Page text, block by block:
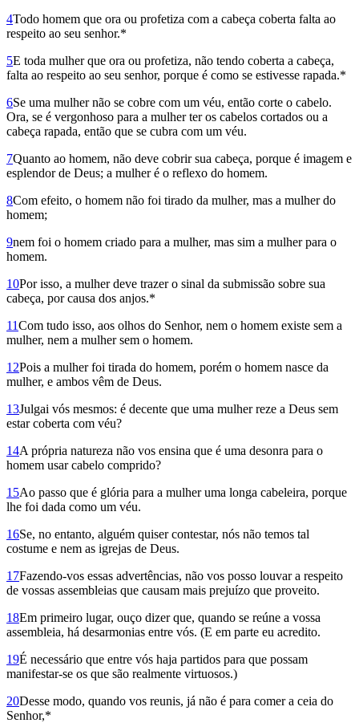
4Todo homem que ora ou profetiza com a cabeça coberta falta ao
respeito ao seu senhor.*
5E toda mulher que ora ou profetiza, não tendo coberta a cabeça,
falta ao respeito ao seu senhor, porque é como se estivesse rapada.*
6Se uma mulher não se cobre com um véu, então corte o cabelo.
Ora, se é vergonhoso para a mulher ter os cabelos cortados ou a
cabeça rapada, então que se cubra com um véu.
7Quanto ao homem, não deve cobrir sua cabeça, porque é imagem e
esplendor de Deus; a mulher é o reflexo do homem.
8Com efeito, o homem não foi tirado da mulher, mas a mulher do
homem;
9nem foi o homem criado para a mulher, mas sim a mulher para o
homem.
10Por isso, a mulher deve trazer o sinal da submissão sobre sua
cabeça, por causa dos anjos.*
11Com tudo isso, aos olhos do Senhor, nem o homem existe sem a
mulher, nem a mulher sem o homem.
12Pois a mulher foi tirada do homem, porém o homem nasce da
mulher, e ambos vêm de Deus.
13Julgai vós mesmos: é decente que uma mulher reze a Deus sem
estar coberta com véu?
14A própria natureza não vos ensina que é uma desonra para o
homem usar cabelo comprido?
15Ao passo que é glória para a mulher uma longa cabeleira, porque
lhe foi dada como um véu.
16Se, no entanto, alguém quiser contestar, nós não temos tal
costume e nem as igrejas de Deus.
17Fazendo-vos essas adver­tências, não vos posso louvar a respeito
de vossas assembleias que causam mais prejuízo que proveito.
18Em primeiro lugar, ouço dizer que, quando se reúne a vossa
assembleia, há desarmonias entre vós. (E em parte eu acredito.
19É necessário que entre vós haja partidos para que possam
manifestar-se os que são realmente virtuosos.)
20Desse modo, quando vos reunis, já não é para comer a ceia do
Senhor,*